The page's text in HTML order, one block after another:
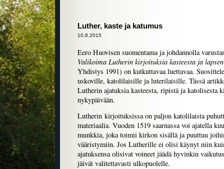
Luther, kaste ja katumus
10.8.2015
Eero Huovisen suomentama ja johdannolla
Valikoima Lutherin kirjoituksia kasteesta ja
Yhdistys 1991) on kutkuttavaa luettavaa.
uskoville, katolilaisille ja luterilaisille. Tässä
Lutherin ajatuksia kasteesta, ripistä ja katolisesta
nykypäivään.
Lutherin kirjoituksissa on paljon katolilaista
materiaalia. Vuoden 1519 saarnassa voi ajatella
munkkia, joka toimii kirkon sisällä ja puuttuu
vääristymiin. Jos Lutherille ei olisi käynyt niin
ajatuksensa olisivat voineet jäädä hyvinkin
jäivät valitettavasti ulkopuolelle.